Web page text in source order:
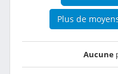
Plus de
Aucune